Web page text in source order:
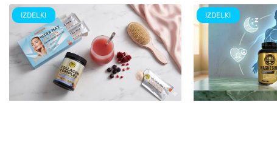
IZDELKI IZDELKI